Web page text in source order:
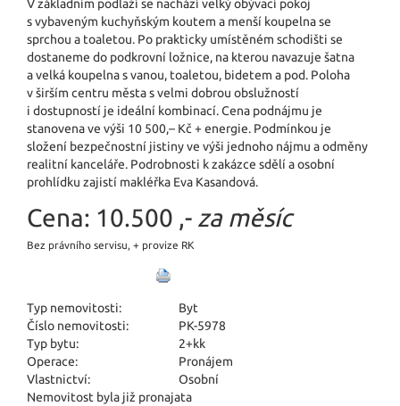
V základním podlaží se nachází velký obývací pokoj
s vybaveným kuchyňským koutem a menší koupelna se
sprchou a toaletou. Po prakticky umístěném schodišti se
dostaneme do podkrovní ložnice, na kterou navazuje šatna
a velká koupelna s vanou, toaletou, bidetem a pod. Poloha
v širším centru města s velmi dobrou obslužností
i dostupností je ideální kombinací. Cena podnájmu je
stanovena ve výši 10 500,– Kč + energie. Podmínkou je
složení bezpečnostní jistiny ve výši jednoho nájmu a odměny
realitní kanceláře. Podrobnosti k zakázce sdělí a osobní
prohlídku zajistí makléřka Eva Kasandová.
Cena: 10.500 ,- za měsíc
Bez právního servisu, + provize RK
Typ nemovitosti:
Byt
Číslo nemovitosti:
PK-5978
Typ bytu:
2+kk
Operace:
Pronájem
Vlastnictví:
Osobní
Nemovitost byla již pronajata